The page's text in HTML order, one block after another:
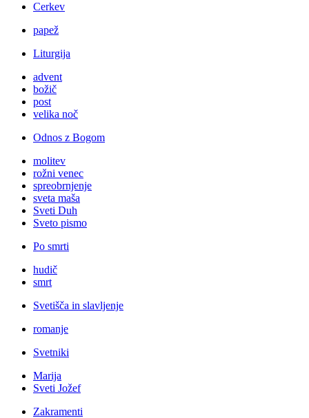
Cerkev
papež
Liturgija
advent
božič
post
velika noč
Odnos z Bogom
molitev
rožni venec
spreobrnjenje
sveta maša
Sveti Duh
Sveto pismo
Po smrti
hudič
smrt
Svetišča in slavljenje
romanje
Svetniki
Marija
Sveti Jožef
Zakramenti